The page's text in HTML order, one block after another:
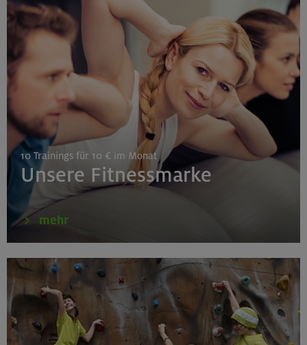
Grundkurs Klettern indoor
Gilching
30.08./06./13.09.26
Klettertechnik- und Taktikcoaching indoor
München
30.08.26
Schnupperkletterkurs indoor
München
02.09.26
Schnupperkletterkurs indoor
10 Trainings für 10 € im Monat
Unsere Fitnessmarke
mehr